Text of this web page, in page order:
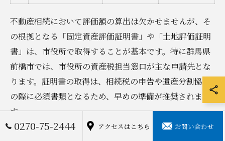
不動産相続において評価額の算出は欠かせませんが、そ
の根拠となる「固定資産評価証明書」や「土地評価証明
書」は、市役所で取得することが基本です。特に群馬県
前橋市では、市役所の資産税担当窓口が主な申請先とな
ります。証明書の取得は、相続税の申告や遺産分割協議
の際に必須書類となるため、早めの準備が推奨されま
す。
証明書取得の一般的な流れとしては、①申請書の記入、
0270-75-2444 アクセスはこちら お問い合わせ